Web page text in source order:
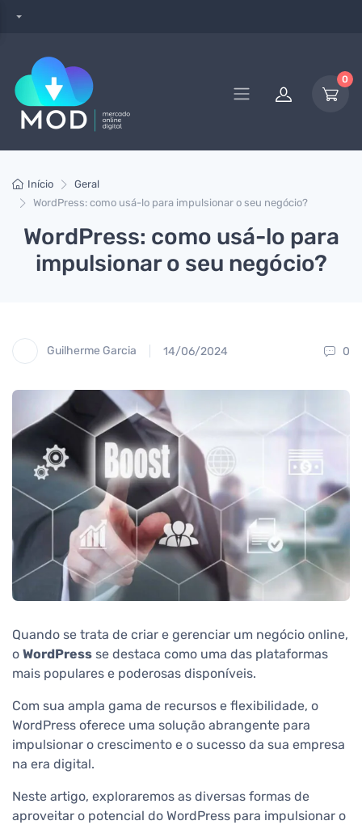
0
Início
Geral
WordPress: como usá-lo para impulsionar o seu negócio?
WordPress: como usá-lo para
impulsionar o seu negócio?
Guilherme Garcia 14/06/2024 0
Quando se trata de criar e gerenciar um negócio online,
o WordPress se destaca como uma das plataformas
mais populares e poderosas disponíveis.
Com sua ampla gama de recursos e flexibilidade, o
WordPress oferece uma solução abrangente para
impulsionar o crescimento e o sucesso da sua empresa
na era digital.
Neste artigo, exploraremos as diversas formas de
aproveitar o potencial do WordPress para impulsionar o